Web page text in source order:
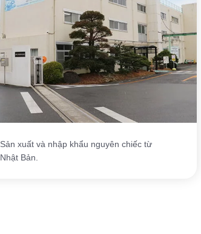
Sản xuất và nhập khẩu nguyên chiếc từ
Nhật Bản.